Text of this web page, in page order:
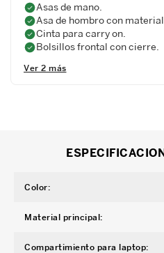
Asas de mano.
Asa de hombro con
Cinta para carry on.
Bolsillos frontal con cierre.
Ver 2 más
Color:
Material principal:
Compartimiento para laptop: